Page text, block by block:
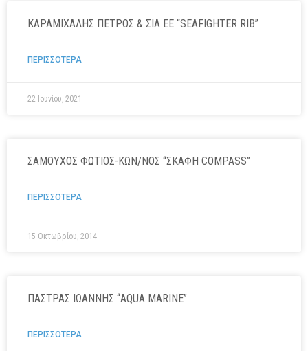
ΚΑΡΑΜΙΧΑΛΗΣ ΠΕΤΡΟΣ & ΣΙΑ ΕΕ “SEAFIGHTER RIB”
ΠΕΡΙΣΣΟΤΕΡΑ
22 Ιουνίου, 2021
ΣΑΜΟΥΧΟΣ ΦΩΤΙΟΣ-ΚΩΝ/ΝΟΣ “ΣΚΑΦΗ COMPASS”
ΠΕΡΙΣΣΟΤΕΡΑ
15 Οκτωβρίου, 2014
ΠΑΣΤΡΑΣ ΙΩΑΝΝΗΣ “AQUA MARINE”
ΠΕΡΙΣΣΟΤΕΡΑ